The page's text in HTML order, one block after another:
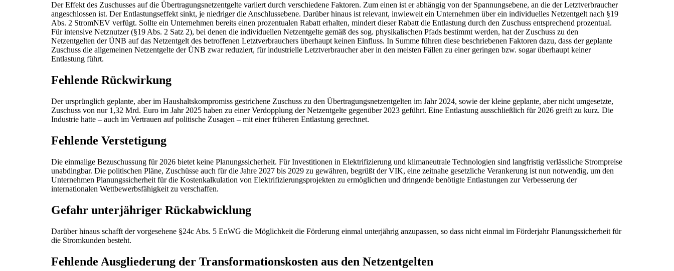
Der Effekt des Zuschusses auf die Übertragungsnetzentgelte variiert durch verschiedene Faktoren. Zum einen ist er abhängig von der Spannungsebene, an die der Letztverbraucher
angeschlossen ist. Der Entlastungseffekt sinkt, je niedriger die Anschlussebene. Darüber hinaus ist relevant, inwieweit ein Unternehmen über ein individuelles Netzentgelt nach §19
Abs. 2 StromNEV verfügt. Sollte ein Unternehmen bereits einen prozentualen Rabatt erhalten, mindert dieser Rabatt die Entlastung durch den Zuschuss entsprechend prozentual.
Für intensive Netznutzer (§19 Abs. 2 Satz 2), bei denen die individuellen Netzentgelte gemäß des sog. physikalischen Pfads bestimmt werden, hat der Zuschuss zu den
Netzentgelten der ÜNB auf das Netzentgelt des betroffenen Letztverbrauchers überhaupt keinen Einfluss. In Summe führen diese beschriebenen Faktoren dazu, dass der geplante
Zuschuss die allgemeinen Netzentgelte der ÜNB zwar reduziert, für industrielle Letztverbraucher aber in den meisten Fällen zu einer geringen bzw. sogar überhaupt keiner
Entlastung führt.
Fehlende Rückwirkung
Der ursprünglich geplante, aber im Haushaltskompromiss gestrichene Zuschuss zu den Übertragungsnetzentgelten im Jahr 2024, sowie der kleine geplante, aber nicht umgesetzte,
Zuschuss von nur 1,32 Mrd. Euro im Jahr 2025 haben zu einer Verdopplung der Netzentgelte gegenüber 2023 geführt. Eine Entlastung ausschließlich für 2026 greift zu kurz. Die
Industrie hatte – auch im Vertrauen auf politische Zusagen – mit einer früheren Entlastung gerechnet.
Fehlende Verstetigung
Die einmalige Bezuschussung für 2026 bietet keine Planungssicherheit. Für Investitionen in Elektrifizierung und klimaneutrale Technologien sind langfristig verlässliche Strompreise
unabdingbar. Die politischen Pläne, Zuschüsse auch für die Jahre 2027 bis 2029 zu gewähren, begrüßt der VIK, eine zeitnahe gesetzliche Verankerung ist nun notwendig, um den
Unternehmen Planungssicherheit für die Kostenkalkulation von Elektrifizierungsprojekten zu ermöglichen und dringende benötigte Entlastungen zur Verbesserung der
internationalen Wettbewerbsfähigkeit zu verschaffen.
Gefahr unterjähriger Rückabwicklung
Darüber hinaus schafft der vorgesehene §24c Abs. 5 EnWG die Möglichkeit die Förderung einmal unterjährig anzupassen, so dass nicht einmal im Förderjahr Planungssicherheit für
die Stromkunden besteht.
Fehlende Ausgliederung der Transformationskosten aus den Netzentgelten